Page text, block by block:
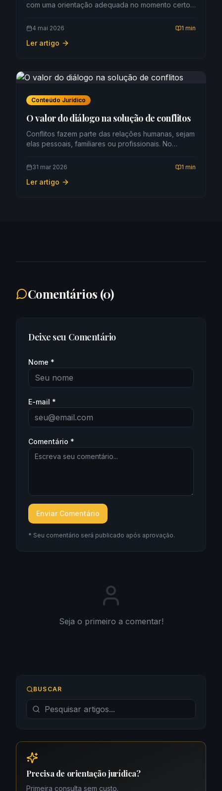
com uma orientação adequada no momento certo.
esse papel: antecipar riscos, orientar decisões e
complexas. Em vez de agir apenas qu
4 mai 2026 1 min
Ler artigo
Conteúdo Jurídico
O valor do diálogo na solução de conflitos
Conflitos fazem parte das relações humanas, sejam
elas pessoais, familiares ou profissionais. No
conduzidos faz toda a diferença nos resultados. O
para a resolução de conflitos de forma equil
31 mar 2026 1 min
Ler artigo
Comentários (0)
Deixe seu Comentário
Nome *
E-mail *
Comentário *
Enviar Comentário
* Seu comentário será publicado após aprovação.
Seja o primeiro a comentar!
BUSCAR
Precisa de orientação jurídica?
Primeira consulta sem custo.